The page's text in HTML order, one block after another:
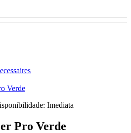
Verde
Imediata
Pro Verde